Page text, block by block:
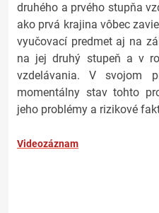
druhého a prvého stupňa
ako prvá krajina vôbec
vyučovací predmet aj na
na jej druhý stupeň a v
vzdelávania. V svojom
momentálny stav tohto
jeho problémy a rizikové
Videozáznam